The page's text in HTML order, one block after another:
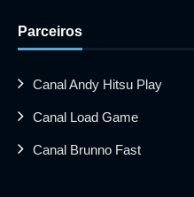
Parceiros
Canal Andy Hitsu Play
Canal Load Game
Canal Brunno Fast